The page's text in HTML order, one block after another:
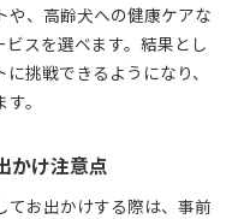
や、高齢犬への健康ケアな
スを選べます。結果とし
挑戦できるようになり、
。
かけ注意点
てお出かけする際は、事前